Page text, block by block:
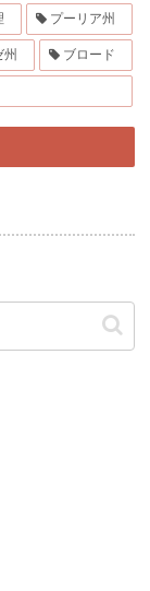
プーリア州
ブロード